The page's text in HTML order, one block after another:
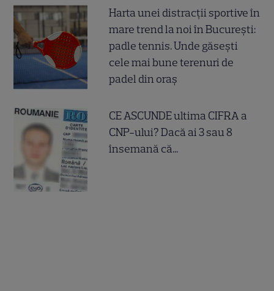
Harta unei distracții sportive în
mare trend la noi în București:
padle tennis. Unde găsești
cele mai bune terenuri de
padel din oraș
CE ASCUNDE ultima CIFRA a
CNP-ului? Dacă ai 3 sau 8
însemană că...